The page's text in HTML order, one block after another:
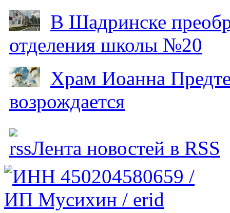
В Шадринске
отделения школы №20
Храм Иоанна
возрождается
Лента новостей в RSS